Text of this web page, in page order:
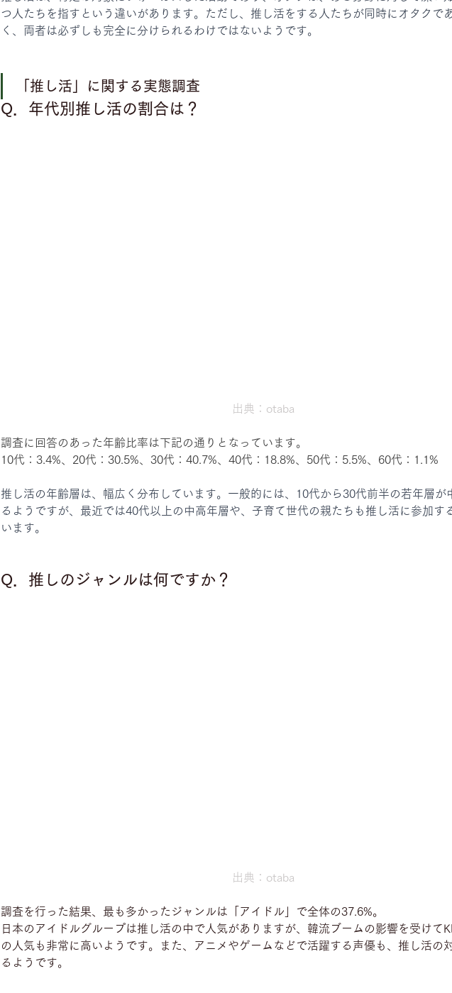
つ人たちを指すという違いがあります。ただし、推し活をする人たちが同時にオタクで
く、両者は必ずしも完全に分けられるわけではないようです。
「推し活」に関する実態調査
Q．年代別推し活の割合は？
出典：otaba
調査に回答のあった年齢比率は下記の通りとなっています。
10代：3.4%、20代：30.5%、30代：40.7%、40代：18.8%、50代：5.5%、60代：1.1%
推し活の年齢層は、幅広く分布しています。一般的には、10代から30代前半の若年層が
るようですが、最近では40代以上の中高年層や、子育て世代の親たちも推し活に参加す
います。
Q．推しのジャンルは何ですか？
出典：otaba
調査を行った結果、最も多かったジャンルは「アイドル」で全体の37.6%。
日本のアイドルグループは推し活の中で人気がありますが、韓流ブームの影響を受けて
の人気も非常に高いようです。また、アニメやゲームなどで活躍する声優も、推し活の
るようです。